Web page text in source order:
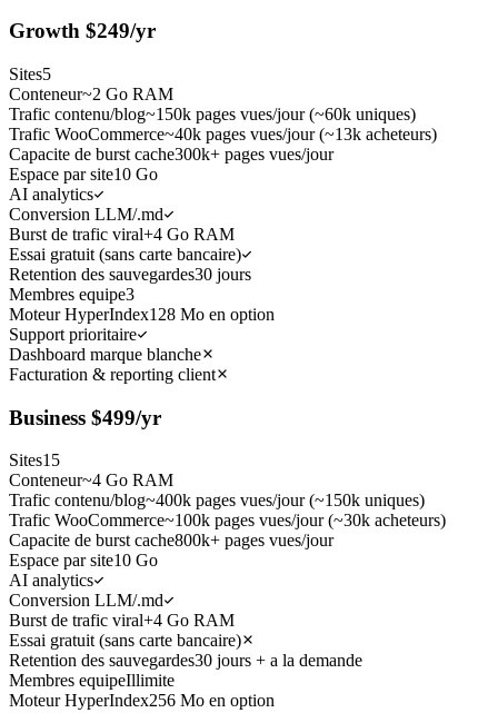
Growth $249/yr
Sites5
Conteneur~2 Go RAM
Trafic contenu/blog~150k pages vues/jour (~60k uniques)
Trafic WooCommerce~40k pages vues/jour (~13k acheteurs)
Capacite de burst cache300k+ pages vues/jour
Espace par site10 Go
AI analytics
Conversion LLM/.md
Burst de trafic viral+4 Go RAM
Essai gratuit (sans carte bancaire)
Retention des sauvegardes30 jours
Membres equipe3
Moteur HyperIndex128 Mo en option
Support prioritaire
Dashboard marque blanche
Facturation & reporting client
Business $499/yr
Sites15
Conteneur~4 Go RAM
Trafic contenu/blog~400k pages vues/jour (~150k uniques)
Trafic WooCommerce~100k pages vues/jour (~30k acheteurs)
Capacite de burst cache800k+ pages vues/jour
Espace par site10 Go
AI analytics
Conversion LLM/.md
Burst de trafic viral+4 Go RAM
Essai gratuit (sans carte bancaire)
Retention des sauvegardes30 jours + a la demande
Membres equipeIllimite
Moteur HyperIndex256 Mo en option